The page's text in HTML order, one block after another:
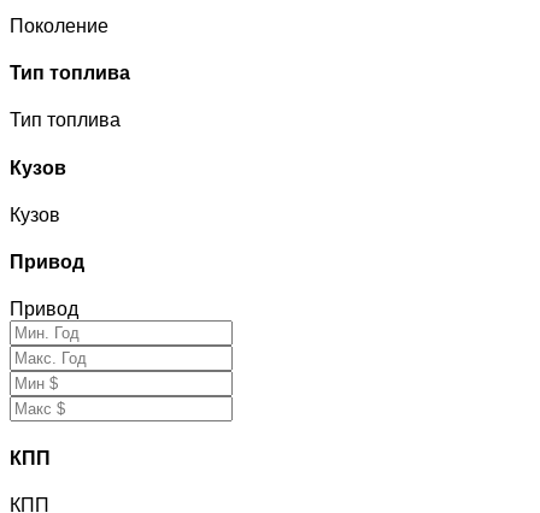
Поколение
Тип топлива
Тип топлива
Кузов
Кузов
Привод
Привод
КПП
КПП